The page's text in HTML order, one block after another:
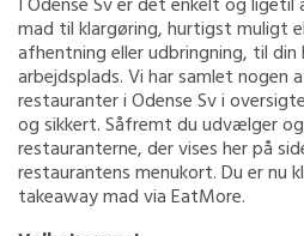
mad til klargøring, hurtigst muligt
afhentning eller udbringning, til din
arbejdsplads. Vi har samlet nogen
restauranter i Odense Sv i
og sikkert. Såfremt du udvælger
restauranterne, der vises her på
restaurantens menukort. Du er nu
takeaway mad via EatMore.